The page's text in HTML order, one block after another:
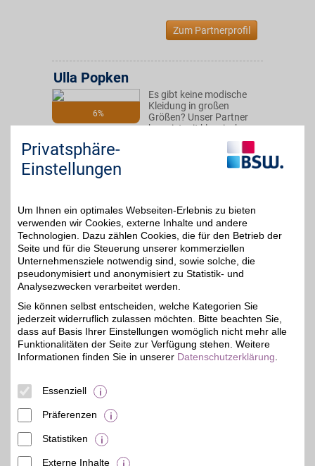
Zum Partnerprofil
6%
Ulla Popken
Es gibt keine modische
Kleidung in großen
Größen? Unser Partner
beweist mit klassischer
bis moderner Mode das
Gegenteil - und das weit
über die Standardgrößen
Zum Partnerprofil
5%
Manhenke
Stilvolle Mode für Damen
Qualität, ausgewählte
Top-Marken und
individuell
zusammengestellte
Styleboxen. Jetzt stöbern
Privatsphäre-
Einstellungen
Um Ihnen ein optimales Webseiten-Erlebnis zu bieten
verwenden wir Cookies, externe Inhalte und andere
Technologien. Dazu zählen Cookies, die für den Betrieb der
Seite und für die Steuerung unserer kommerziellen
Unternehmensziele notwendig sind, sowie solche, die
pseudonymisiert und anonymisiert zu Statistik- und
Analysezwecken verarbeitet werden.
Sie können selbst entscheiden, welche Kategorien Sie
jederzeit widerruflich zulassen möchten. Bitte beachten Sie,
dass auf Basis Ihrer Einstellungen womöglich nicht mehr alle
Funktionalitäten der Seite zur Verfügung stehen. Weitere
Informationen finden Sie in unserer Datenschutzerklärung
Essenziell
Präferenzen
Statistiken
Externe Inhalte